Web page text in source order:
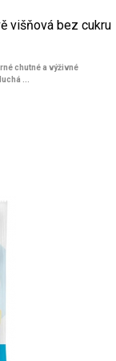
višňová bez cukru
chutné a výživné
...